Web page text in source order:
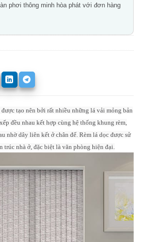
phơi thông minh hòa phát với đơn hàng
tạo nên bởi rất nhiều những lá vải mỏng bản
đều nhau kết hợp cùng hệ thống khung rèm,
nhờ dây liên kết ở chân đế. Rèm lá dọc được sử
trúc nhà ở, đặc biệt là văn phòng hiện đại.